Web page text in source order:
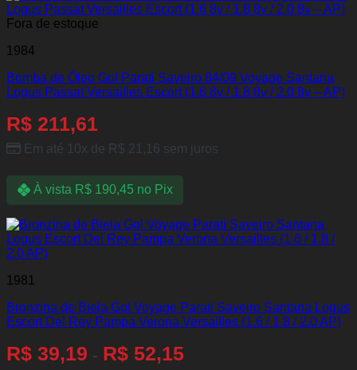
Fora de estoque
1984
Bomba de Óleo Gol Parati Saveiro 84/09 Voyage Santana
Logus Passat Versailles Escort (1.6 8v / 1.8 8v / 2.0 8v – AP)
R$ 211,61
Em até 10x de R$ 21,16 sem juros
À vista R$190,45 no Pix
1981
Bronzina de Biela Gol Voyage Parati Saveiro Santana Logus
Escort Del Rey Pampa Verona Versailles (1.6 / 1.8 / 2.0 AP)
R$ 39,19 - R$ 52,15